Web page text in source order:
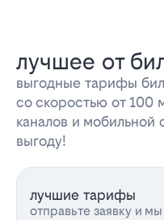
лучшее от
выгодные тарифы
со скоростью от 100
каналов и
выгоду!
лучшие тарифы
отправьте заявку и